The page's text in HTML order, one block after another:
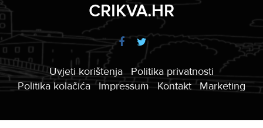
CRIKVA.HR
Uvjeti korištenja
Politika privatnosti
Politika kolačića
Impressum Kontakt Marketing